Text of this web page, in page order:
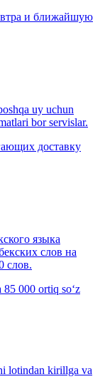
и ближайшую
uy uchun
bor servislar.
доставку
языка
слов на
слов.
000 ortiq so‘z
lotindan kirillga va